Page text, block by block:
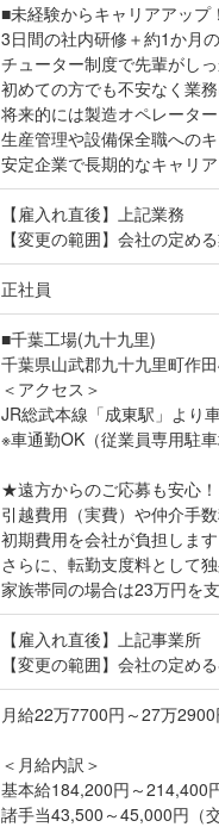
■未経験からキャリアアップ！
3日間の社内研修＋約1か月
チューター制度で先輩がし
初めての方でも不安なく業務
将来的には製造オペレータ
生産管理や設備保全職へのキ
安定企業で長期的なキャリア
【雇入れ直後】上記業務
【変更の範囲】会社の定め
正社員
■千葉工場(九十九里)
千葉県山武郡九十九里町作
＜アクセス＞
JR総武本線「成東駅」より
※車通勤OK（従業員専用駐車
★遠方からのご応募も安心！
引越費用（実費）や仲介手
初期費用を会社が負担します
さらに、転勤支度料として独
家族帯同の場合は23万円を支
【雇入れ直後】上記事業所
【変更の範囲】会社の定め
月給22万7700円～27万2900
＜月給内訳＞
基本給184,200円～214,400
諸手当43,500～45,000円（